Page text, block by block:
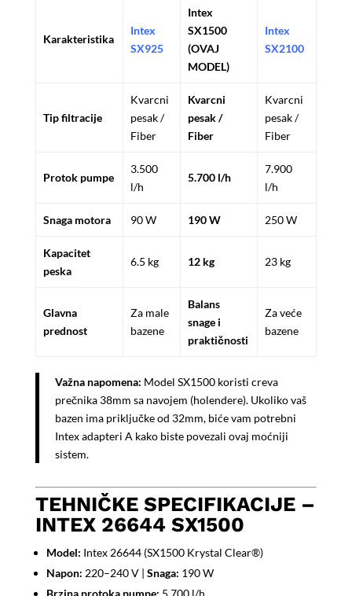
Karakteristika
Intex
SX925
Intex
SX1500
(OVAJ
MODEL)
Intex
SX2100
Tip filtracije
Kvarcni
pesak /
Fiber
Kvarcni
pesak /
Fiber
Kvarcni
pesak /
Fiber
Protok pumpe
3.500
l/h
5.700 l/h
7.900
l/h
Snaga motora 90 W 190 W 250 W
Kapacitet
peska
6.5 kg 12 kg 23 kg
Glavna
prednost
Za male
bazene
Balans
snage i
praktičnosti
Za veće
bazene
Važna napomena: Model SX1500 koristi creva
prečnika 38mm sa navojem (holendere). Ukoliko vaš
bazen ima priključke od 32mm, biće vam potrebni
Intex adapteri A kako biste povezali ovaj moćniji
sistem.
TEHNIČKE SPECIFIKACIJE –
INTEX 26644 SX1500
Model: Intex 26644 (SX1500 Krystal Clear®)
Napon: 220–240 V | Snaga: 190 W